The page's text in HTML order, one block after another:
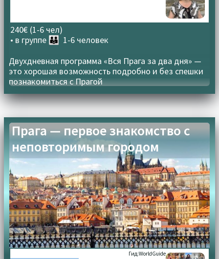
240€ (1-6 чел)
• в группе 👪 1-6 человек
Двухдневная программа «Вся Прага за два дня» —
это хорошая возможность подробно и без спешки
познакомиться с Прагой
Прага — первое знакомство с
неповторимым городом
Гид:WorldGuide